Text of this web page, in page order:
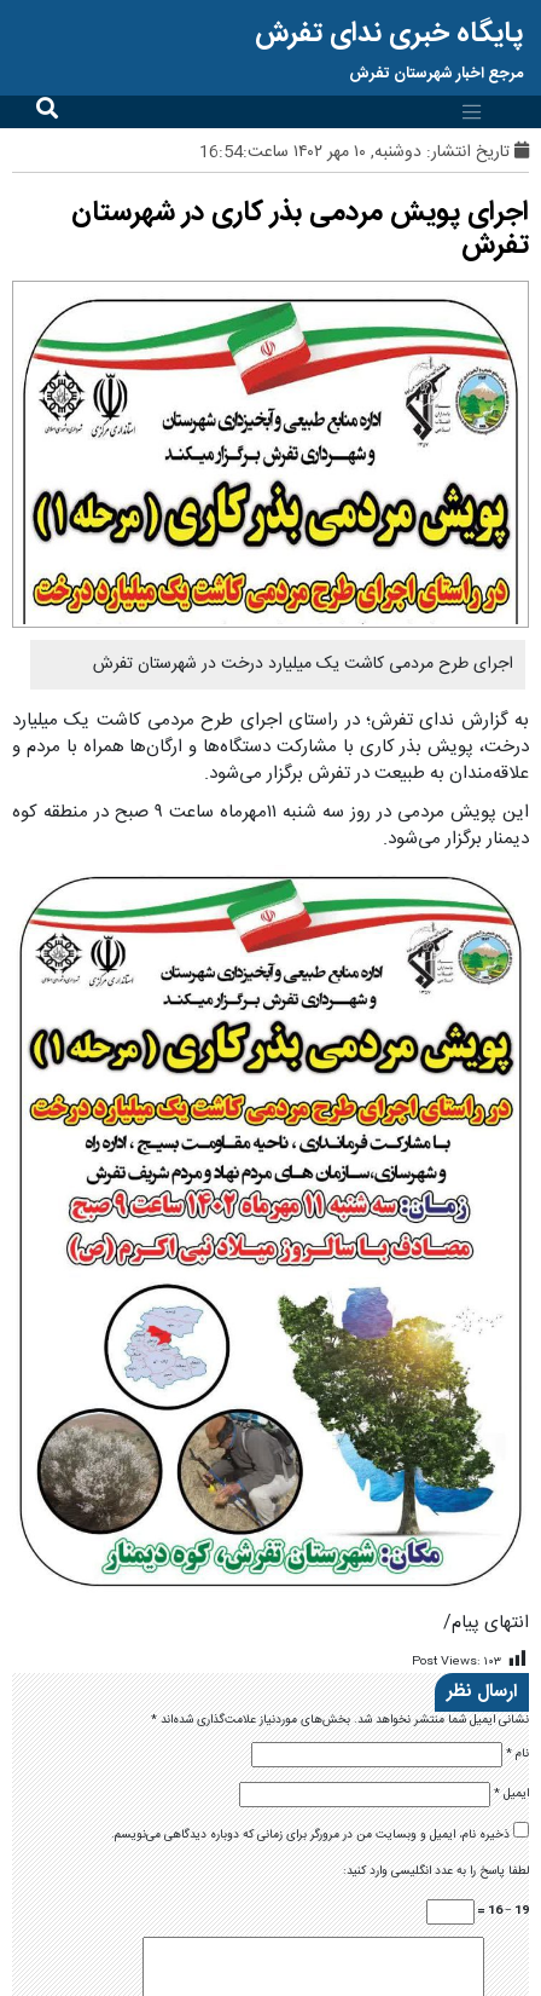
پایگاه خبری ندای تفرش
مرجع اخبار شهرستان تفرش
تاریخ انتشار: دوشنبه, ۱۰ مهر ۱۴۰۲ ساعت:16:54
اجرای پویش مردمی بذر کاری در شهرستان
تفرش
اجرای طرح مردمی کاشت یک میلیارد درخت در شهرستان تفرش
به گزارش ندای تفرش؛ در راستای اجرای طرح مردمی کاشت یک میلیارد
درخت، پویش بذر کاری با مشارکت دستگاه‌ها و ارگان‌ها همراه با مردم و
علاقه‌مندان به طبیعت در تفرش برگزار می‌شود.
این پویش مردمی در روز سه شنبه ۱۱مهرماه ساعت ۹ صبح در منطقه کوه
دیمنار برگزار می‌شود.
انتهای پیام/
Post Views: ۱۰۳
ارسال نظر
نشانی ایمیل شما منتشر نخواهد شد.بخش‌های موردنیاز علامت‌گذاری شده‌اند*
نام*
ایمیل*
ذخیره نام، ایمیل و وبسایت من در مرورگر برای زمانی که دوباره دیدگاهی می‌نویسم.
لطفا پاسخ را به عدد انگلیسی وارد کنید:
19 − 16 =